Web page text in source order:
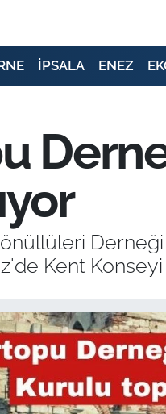
İPSALA ENEZ
Derneği
Kent Konseyi